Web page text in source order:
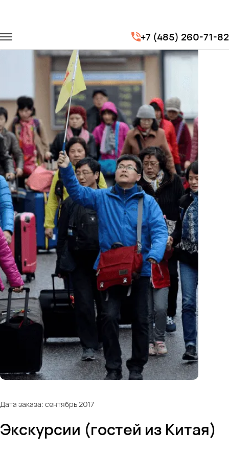
+7 (485) 260-71-82
Городские перевозки
Экскурсии (гостей из Китая)
Дата заказа: сентябрь 2017
Экскурсии (гостей из Китая)